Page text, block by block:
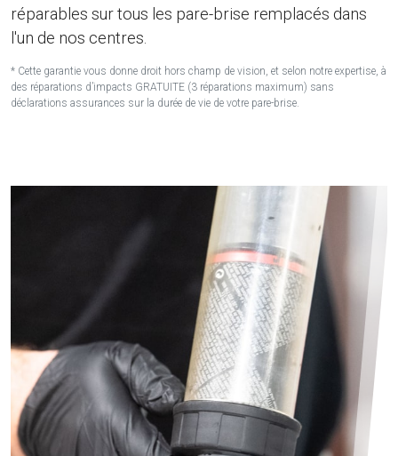
réparables sur tous les pare-brise remplacés dans
l'un de nos centres.
* Cette garantie vous donne droit hors champ de vision, et selon notre expertise, à
des réparations d’impacts GRATUITE (3 réparations maximum) sans
déclarations assurances sur la durée de vie de votre pare-brise.